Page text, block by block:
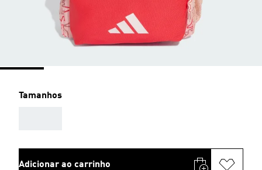
Tamanhos
Adicionar ao carrinho